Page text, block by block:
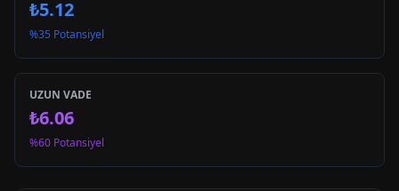
₺5.12
%35 Potansiyel
UZUN VADE
₺6.06
%60 Potansiyel